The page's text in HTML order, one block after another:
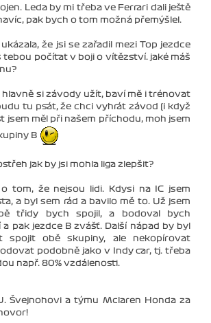
Leda by mi třeba ve Ferrari dali ještě
pak bych o tom možná přemýšlel.
že jsi se zařadil mezi Top jezdce
tebou počítat v boji o vítězství. jaké máš
hlavně si závody užít, baví mě i trénovat
tu psát, že chci vyhrát závod (i když
jsem měl při našem příchodu, moh jsem
B
jak by jsi mohla liga zlepšit?
tom, že nejsou lidi. Kdysi na IC jsem
a byl sem rád a bavilo mě to. Už jsem
třidy bych spojil, a bodoval bych
pak jezdce B zvášť. Další nápad by byl
spojit obě skupiny, ale nekopírovat
podobně jako v Indy car, tj. třeba
např. 80% vzdálenosti.
Švejnohovi a týmu Mclaren Honda za